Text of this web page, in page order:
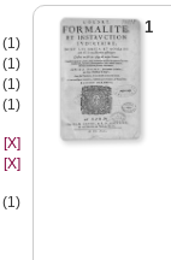
(1)
(1)
(1)
(1)
[X]
[X]
(1)
1